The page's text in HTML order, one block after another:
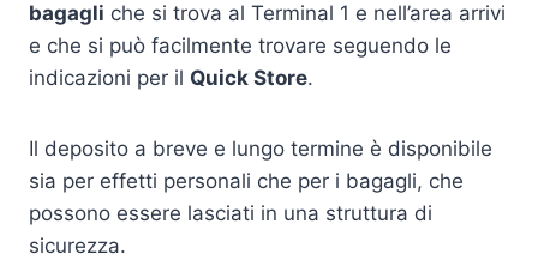
bagagli che si trova al Terminal 1 e nell’area arrivi
e che si può facilmente trovare seguendo le
indicazioni per il Quick Store.
Il deposito a breve e lungo termine è disponibile
sia per effetti personali che per i bagagli, che
possono essere lasciati in una struttura di
sicurezza.